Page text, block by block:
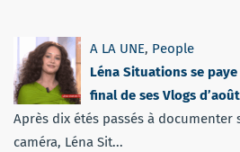
A LA UNE, People
Léna Situations se
final de ses Vlogs
Après dix étés passés à
caméra, Léna Sit...